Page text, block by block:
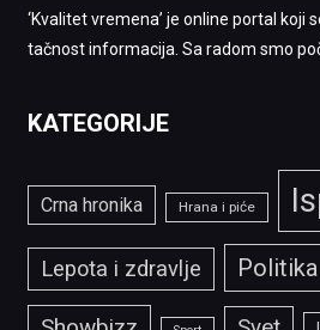
‘Kvalitet vremena’ je online portal koji
tačnost informacija. Sa radom smo
KATEGORIJE
Crna hronika Hrana i piće
Lepota i zdravlje Politika